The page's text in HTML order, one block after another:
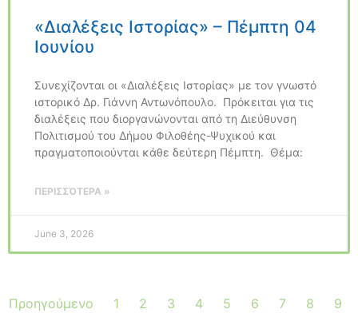
«Διαλέξεις Ιστορίας» – Πέμπτη 04
Ιουνίου
Συνεχίζονται οι «Διαλέξεις Ιστορίας» με τον γνωστό
ιστορικό Δρ. Γιάννη Αντωνόπουλο. Πρόκειται για τις
διαλέξεις που διοργανώνονται από τη Διεύθυνση
Πολιτισμού του Δήμου Φιλοθέης-Ψυχικού και
πραγματοποιούνται κάθε δεύτερη Πέμπτη. Θέμα:
ΠΕΡΙΣΣΌΤΕΡΑ »
June 3, 2026
Προηγούμενο 1 2 3 4 5 6 7 8 9